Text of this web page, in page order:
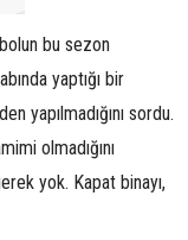
bu sezon
yaptığı bir
yapılmadığını sordu.
olmadığını
yok. Kapat binayı,